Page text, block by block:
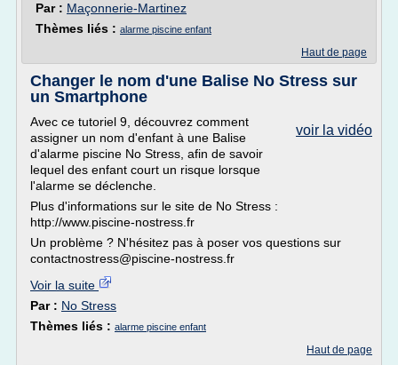
Par : Maçonnerie-Martinez
Thèmes liés : alarme piscine enfant
Haut de page
Changer le nom d'une Balise No Stress sur
un Smartphone
voir la vidéo
Avec ce tutoriel 9, découvrez comment
assigner un nom d'enfant à une Balise
d'alarme piscine No Stress, afin de savoir
lequel des enfant court un risque lorsque
l'alarme se déclenche.
Plus d'informations sur le site de No Stress :
http://www.piscine-nostress.fr
Un problème ? N'hésitez pas à poser vos questions sur
contactnostress@piscine-nostress.fr
Voir la suite
Par : No Stress
Thèmes liés : alarme piscine enfant
Haut de page